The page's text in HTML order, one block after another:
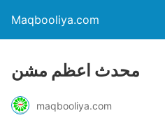
Maqbooliya.com
محدث اعظم مشن
maqbooliya.com